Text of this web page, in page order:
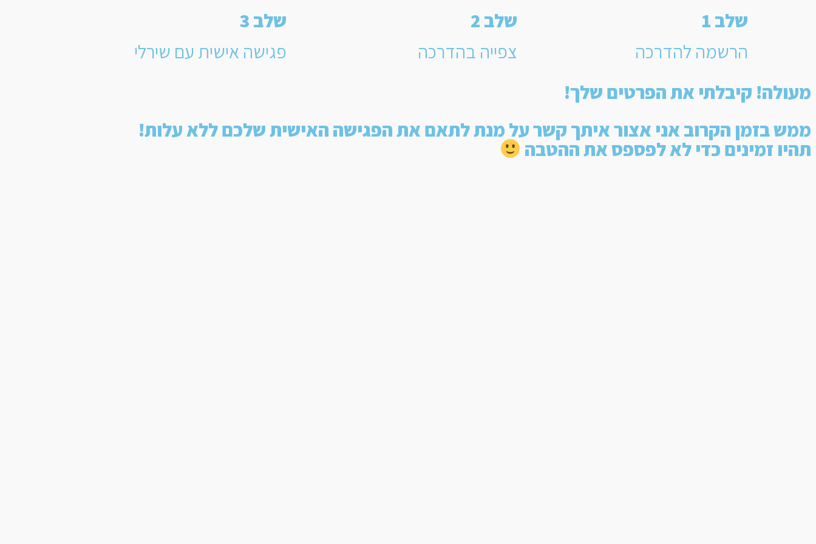
שלב 1
הרשמה להדרכה
שלב 2
צפייה בהדרכה
שלב 3
פגישה אישית עם שירלי
מעולה! קיבלתי את הפרטים שלך!
ממש בזמן הקרוב אני אצור איתך קשר על מנת לתאם את הפגישה האישית שלכם ללא עלות!
תהיו זמינים כדי לא לפספס את ההטבה